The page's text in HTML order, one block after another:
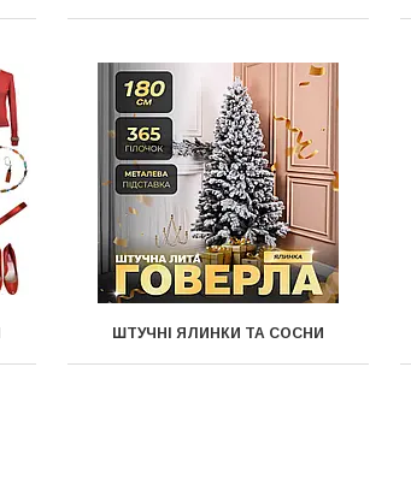
ШТУЧНІ ЯЛИНКИ ТА СОСНИ